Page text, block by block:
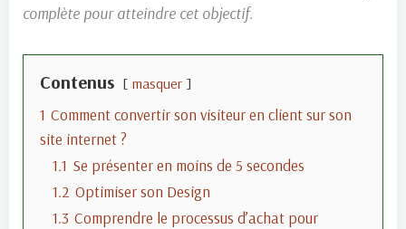
complète pour atteindre cet objectif.
Contenus masquer
1 Comment convertir son visiteur en client sur son
site internet ?
1.1 Se présenter en moins de 5 secondes
1.2 Optimiser son Design
1.3 Comprendre le processus d’achat pour